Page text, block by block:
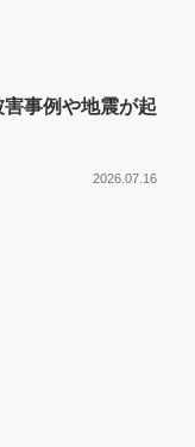
事例や地震が起
2026.07.16